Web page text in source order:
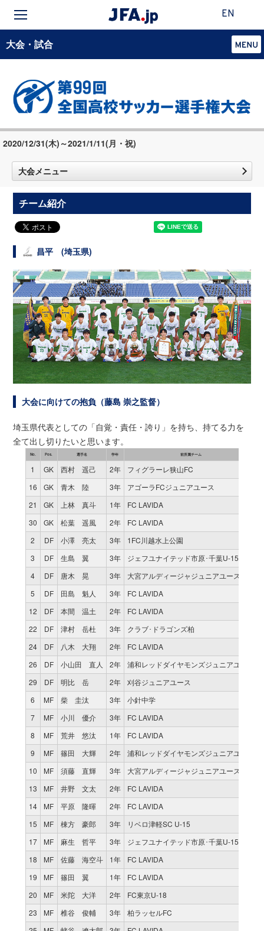
EN
大会・試合
2020/12/31(木)～2021/1/11(月・祝)
大会メニュー
チーム紹介
昌平 (埼玉県)
大会に向けての抱負（藤島 崇之監督）
埼玉県代表としての「自覚・責任・誇り」を持ち、持てる力を
全て出し切りたいと思います。
No. Pos. 選手名 学年 前所属チーム
1 GK 西村 遥己 2年 フィグラーレ狭山FC
16
GK 青木 陸 3年 アゴーラFCジュニアユース
21
GK 上林 真斗 1年 FC LAVIDA
30
GK 松葉 遥風 2年 FC LAVIDA
2
DF 小澤 亮太 3年 1FC川越水上公園
3
DF 生島 翼 3年 ジェフユナイテッド市原･千葉U-15
4
DF 唐木 晃 3年 大宮アルディージャジュニアユース
5
DF 田島 魁人 3年 FC LAVIDA
12
DF 本間 温土 2年 FC LAVIDA
22
DF 津村 岳杜 3年 クラブ･ドラゴンズ柏
24
DF 八木 大翔 2年 FC LAVIDA
26
DF 小山田 直人 2年 浦和レッドダイヤモンズジュニアユース
29
DF 明比 岳 2年 刈谷ジュニアユース
6
MF 柴 圭汰 3年 小針中学
7
MF 小川 優介 3年 FC LAVIDA
8
MF 荒井 悠汰 1年 FC LAVIDA
9
MF 篠田 大輝 2年 浦和レッドダイヤモンズジュニアユース
10
MF 須藤 直輝 3年 大宮アルディージャジュニアユース
13
MF 井野 文太 2年 FC LAVIDA
14
MF 平原 隆暉 2年 FC LAVIDA
15
MF 棟方 豪郎 3年 リベロ津軽SC U-15
17
MF 麻生 哲平 3年 ジェフユナイテッド市原･千葉U-15
18
MF 佐藤 海空斗 1年 FC LAVIDA
19
MF 篠田 翼 1年 FC LAVIDA
20
MF 米陀 大洋 2年 FC東京U-18
23
MF 椎谷 俊輔 3年 柏ラッセルFC